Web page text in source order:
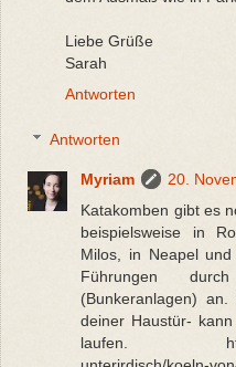
Liebe Grüße
Sarah
Antworten
Antworten
Myriam
20.
Katakomben gibt es
beispielsweise in
Milos, in Neapel
Führungen
(Bunkeranlagen)
deiner Haustür-
laufen. http://